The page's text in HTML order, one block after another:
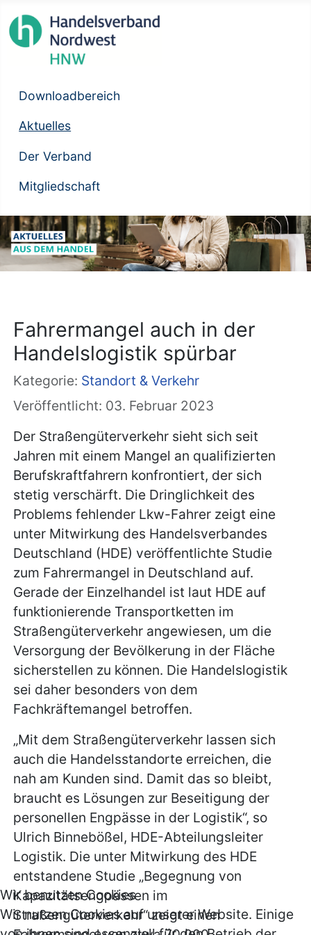
Downloadbereich
Aktuelles
Der Verband
Mitgliedschaft
Fahrermangel auch in der
Handelslogistik spürbar
Kategorie: Standort & Verkehr
Veröffentlicht: 03. Februar 2023
Der Straßengüterverkehr sieht sich seit
Jahren mit einem Mangel an qualifizierten
Berufskraftfahrern konfrontiert, der sich
stetig verschärft. Die Dringlichkeit des
Problems fehlender Lkw-Fahrer zeigt eine
unter Mitwirkung des Handelsverbandes
Deutschland (HDE) veröffentlichte Studie
zum Fahrermangel in Deutschland auf.
Gerade der Einzelhandel ist laut HDE auf
funktionierende Transportketten im
Straßengüterverkehr angewiesen, um die
Versorgung der Bevölkerung in der Fläche
sicherstellen zu können. Die Handelslogistik
sei daher besonders von dem
Fachkräftemangel betroffen.
„Mit dem Straßengüterverkehr lassen sich
auch die Handelsstandorte erreichen, die
nah am Kunden sind. Damit das so bleibt,
braucht es Lösungen zur Beseitigung der
personellen Engpässe in der Logistik“, so
Ulrich Binnebößel, HDE-Abteilungsleiter
Logistik. Die unter Mitwirkung des HDE
entstandene Studie „Begegnung von
Kapazitätsengpässen im
Straßengüterverkehr“ zeigt einen
Wir benutzen Cookies
Wir nutzen Cookies auf unserer Website. Einige